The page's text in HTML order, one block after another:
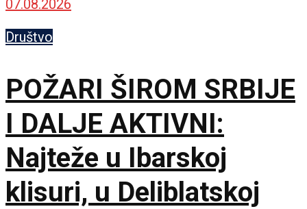
trenutak koji gotovo
uvek promakne
07.08.2026
Društvo
POŽARI ŠIROM SRBIJE
I DALJE AKTIVNI:
Najteže u Ibarskoj
klisuri, u Deliblatskoj